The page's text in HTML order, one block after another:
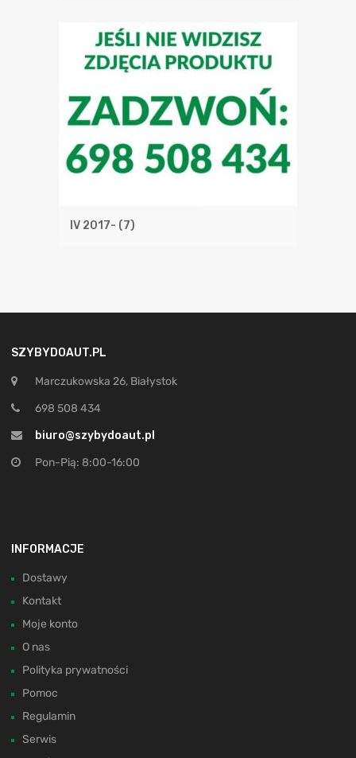
IV 2017- (7)
SZYBYDOAUT.PL
Marczukowska 26, Białystok
698 508 434
biuro@szybydoaut.pl
Pon-Pią: 8:00-16:00
INFORMACJE
Dostawy
Kontakt
Moje konto
O nas
Polityka prywatności
Pomoc
Regulamin
Serwis